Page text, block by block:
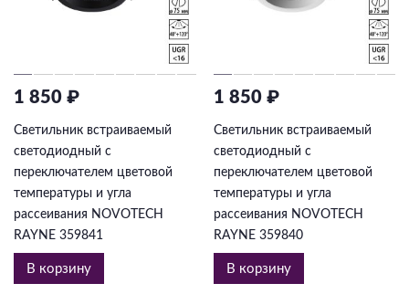
1 850 ₽
Светильник встраиваемый
светодиодный с
переключателем цветовой
температуры и угла
рассеивания NOVOTECH
RAYNE 359841
В корзину
1 850 ₽
Светильник встраиваемый
светодиодный с
переключателем цветовой
температуры и угла
рассеивания NOVOTECH
RAYNE 359840
В корзину